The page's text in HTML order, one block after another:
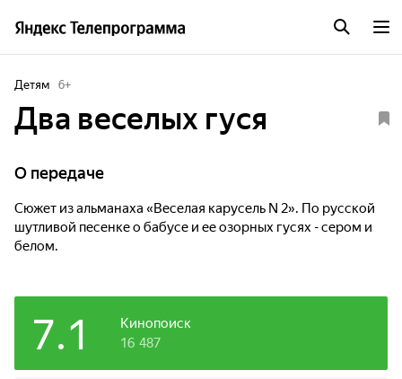
Детям 6+
Два веселых гуся
О передаче
Сюжет из альманаха «Веселая карусель N 2». По русской
шутливой песенке о бабусе и ее озорных гусях - сером и
белом.
Кинопоиск
7.1 16 487